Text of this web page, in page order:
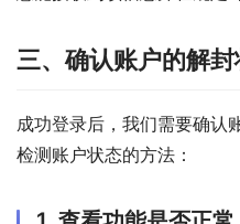
三、确认账户的解
成功登录后，我们需要确认
检测账户状态的方法：